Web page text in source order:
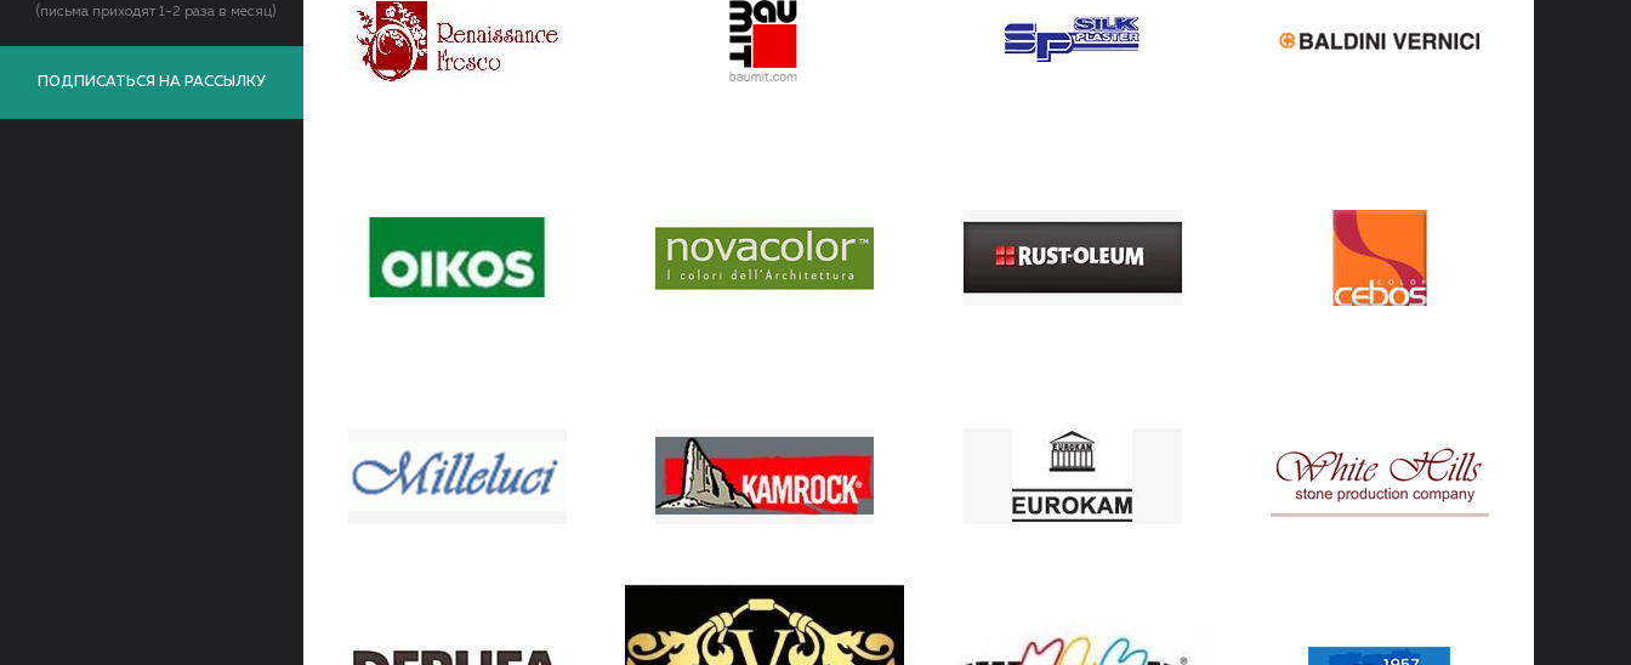
(письма приходят 1-2 раза в месяц)
ПОДПИСАТЬСЯ НА РАССЫЛКУ